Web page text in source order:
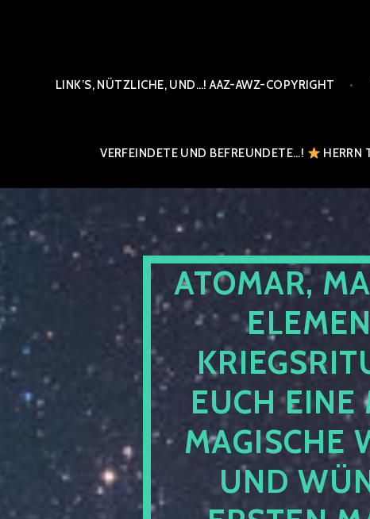
LINK’S, NÜTZLICHE, UND…! AAZ-AWZ-COPYRIGHT
VERFEINDETE UND BEFREUNDETE…! HERRN
ATOMAR,
EUCH
MAGISCHE
UND